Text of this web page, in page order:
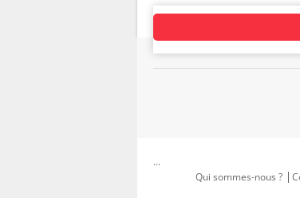
...
Qui sommes-nous ?